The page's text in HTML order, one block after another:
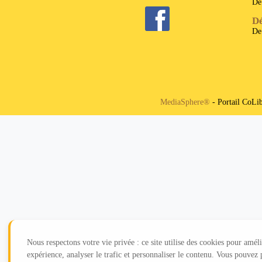
Nous respectons votre vie privée : ce site utilise des cookies pour
expérience, analyser le trafic et personnaliser le contenu. Vous pouvez
MediaSphere® - Portail